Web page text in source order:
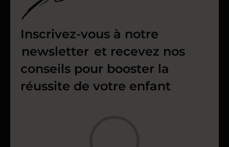
Inscrivez-vous à notre
newsletter et recevez nos
conseils pour booster la
réussite de votre enfant